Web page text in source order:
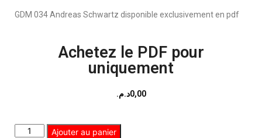
GDM 034 Andreas Schwartz disponible exclusivement en pdf
Achetez le PDF pour
uniquement
0,00د.م.
Ajouter au panier